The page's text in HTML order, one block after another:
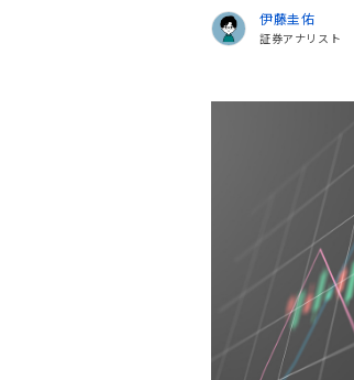
金融政策や経済動向の変化と
伊藤圭佑
証券アナリスト